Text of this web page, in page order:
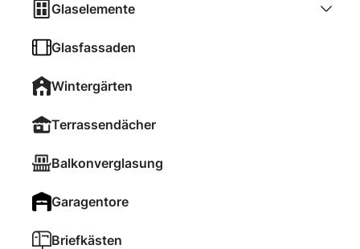
Glaselemente
Glasfassaden
Wintergärten
Terrassendächer
Balkonverglasung
Garagentore
Briefkästen